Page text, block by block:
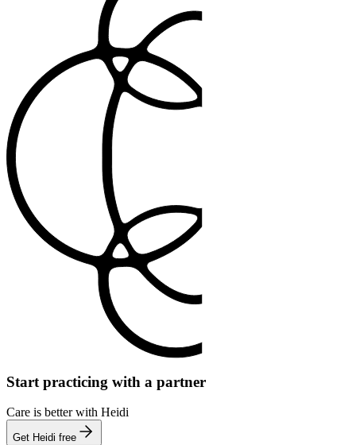
Start practicing with a partner
Care is better with Heidi
Get Heidi free